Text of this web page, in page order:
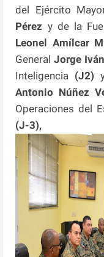
del Ejército
Pérez y de la
Leonel Amílcar
GeneralJorge
Inteligencia (J2)
Antonio Núñez
Operaciones del
(J-3),